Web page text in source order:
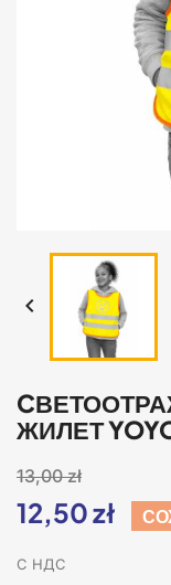

ЖИЛЕТ
13,00 zł
12,50 zł
С НДС